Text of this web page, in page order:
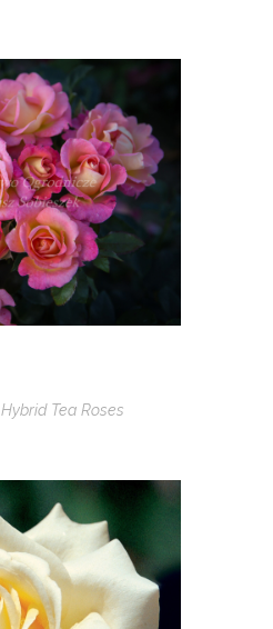
Hybrid Tea Roses